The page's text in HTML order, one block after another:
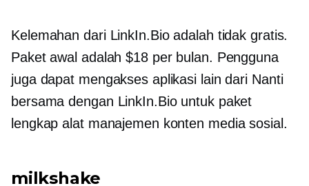
Kelemahan dari LinkIn.Bio adalah tidak gratis.
Paket awal adalah $18 per bulan. Pengguna
juga dapat mengakses aplikasi lain dari Nanti
bersama dengan LinkIn.Bio untuk paket
lengkap alat manajemen konten media sosial.
milkshake